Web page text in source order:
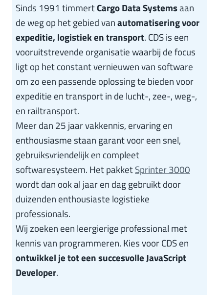
Sinds 1991 timmertCargo Data Systemsaan
de weg op het gebied vanautomatisering voor
expeditie, logistiek en transport. CDS is een
vooruitstrevende organisatie waarbij de focus
ligt op het constant vernieuwen van software
om zo een passende oplossing te bieden voor
expeditie en transport in de lucht-, zee-, weg-,
en railtransport.
Meer dan 25 jaar vakkennis, ervaring en
enthousiasme staan garant voor een snel,
gebruiksvriendelijk en compleet
softwaresysteem. Het pakketSprinter 3000
wordt dan ook al jaar en dag gebruikt door
duizenden enthousiaste logistieke
professionals.
Wij zoeken een leergierige professional met
kennis van programmeren. Kies voor CDS en
ontwikkel je tot een succesvolle JavaScript
Developer.